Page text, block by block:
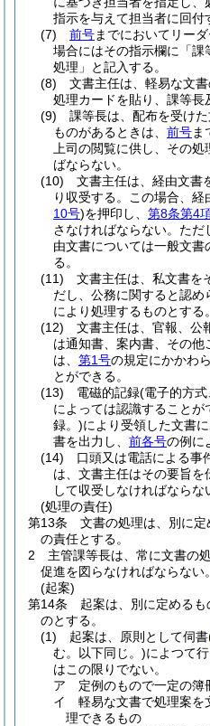
指示を与えて担当者に回付
(7)
前号までにおいてリー
場合にはその指示欄に「課
処理」と記入する。
(8)
文書主任は、軽易な文
処理カードを貼り、課等長
(9)
課等長は、配布を受け
ものがあるときは、 前号ま
上司の閲覧に供し、その
ばならない。
(10)
文書主任は、経由文書
り収受する。
この場合、経
10号)を押印し、 第8条第4
さなければならない。 ただ
由文書については一般文
る。
(11)
文書主任は、私文書を
だし、公務に関すると認め
により処理するものとする。
(12)
文書主任は、官報、公
は通知書、案内書、その
は、 第1号の規定にかかわ
とができる。
(13)
電磁的記録(電子的方
によっては認識すること
録。)により受領した文書
書を出力し、 前各号の例に
(14)
口頭又は電話による事
は、文書主任はその要旨を
して収受しなければならな
(処理の責任)
第13条
文書の処理は、別に
の責任とする。
2
主管課等長は、常に文書の
促進を図らなければならない。
(起案)
第14条
起案は、別に定めるも
のとする。
(1)
起案は、原則として伺書
む。以下同じ。)によつて行
はこの限りでない。
ア
定例のもので一定の簿
イ
軽易な文書で処理案を
理できるもの